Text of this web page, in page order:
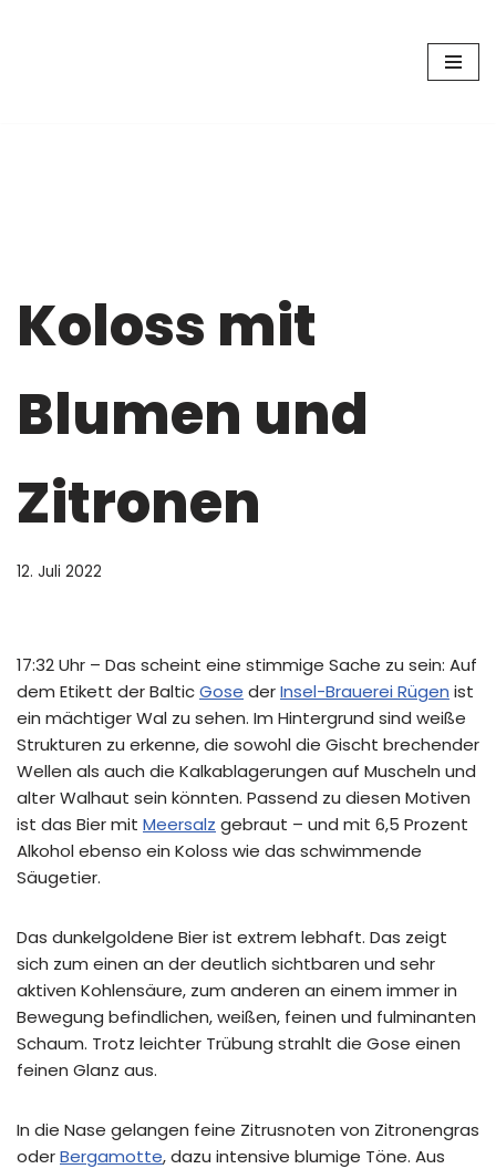
Koloss mit
Blumen und
Zitronen
12. Juli 2022
17:32 Uhr – Das scheint eine stimmige Sache zu sein: Auf
dem Etikett der BalticGose derInsel-Brauerei Rügen ist
ein mächtiger Wal zu sehen. Im Hintergrund sind weiße
Strukturen zu erkenne, die sowohl die Gischt brechender
Wellen als auch die Kalkablagerungen auf Muscheln und
alter Walhaut sein könnten. Passend zu diesen Motiven
ist das Bier mit Meersalz gebraut – und mit 6,5 Prozent
Alkohol ebenso ein Koloss wie das schwimmende
Säugetier.
Das dunkelgoldene Bier ist extrem lebhaft. Das zeigt
sich zum einen an der deutlich sichtbaren und sehr
aktiven Kohlensäure, zum anderen an einem immer in
Bewegung befindlichen, weißen, feinen und fulminanten
Schaum. Trotz leichter Trübung strahlt die Gose einen
feinen Glanz aus.
In die Nase gelangen feine Zitrusnoten von Zitronengras
oderBergamotte, dazu intensive blumige Töne. Aus